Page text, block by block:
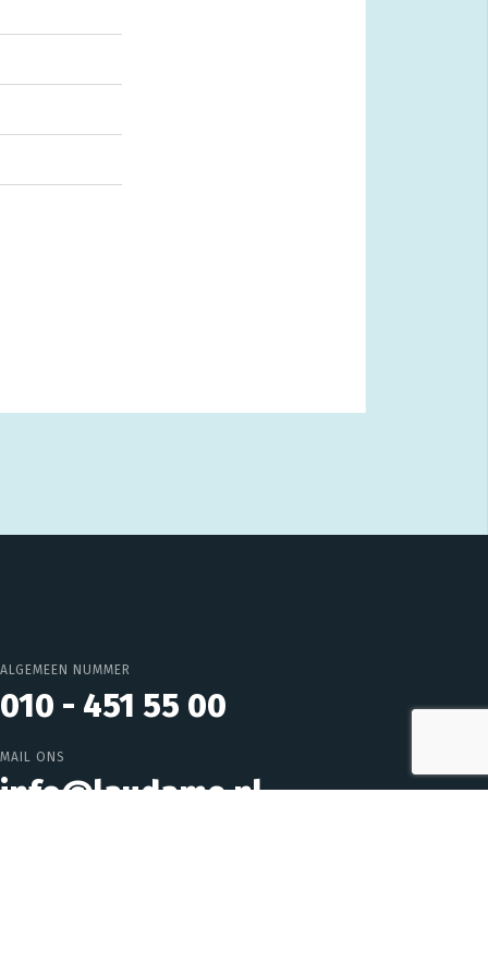
ALGEMEEN NUMMER
010 - 451 55 00
MAIL ONS
info@laudame.nl